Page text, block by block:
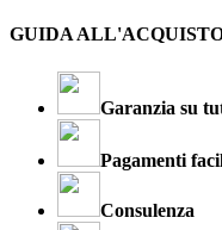
GUIDA
Garanzia su
Pagamenti
Consulenza